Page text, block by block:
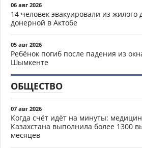
06 авг 2026
14 человек эвакуировали из
донерной в Актобе
05 авг 2026
Ребёнок погиб после падения из
Шымкенте
ОБЩЕСТВО
07 авг 2026
Когда счёт идёт на минуты:
Казахстана выполнила более 1300
месяцев